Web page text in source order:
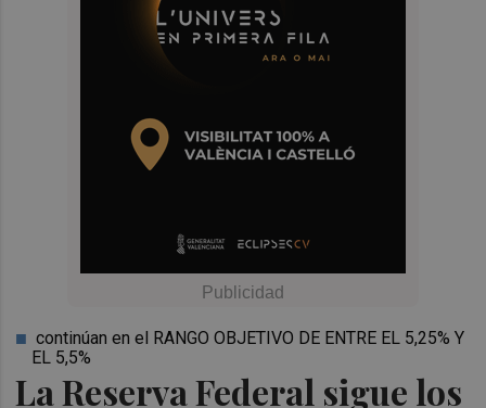
La Reserva Federal sigue los
continúan en el RANGO OBJETIVO DE ENTRE EL 5,25% Y
EL 5,5%